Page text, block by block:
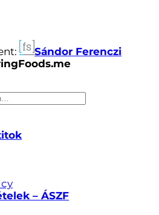
Sándor Ferenczi
– ÁSZF